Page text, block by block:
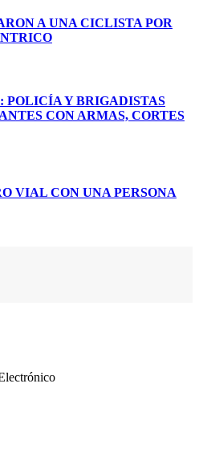
A UNA CICLISTA POR
POLICÍA Y BRIGADISTAS
CON ARMAS, CORTES
VIAL CON UNA PERSONA